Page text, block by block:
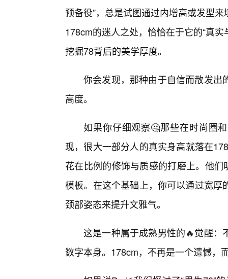
预备役”，总是试图通过内增高或发型
178cm的迷人之处，恰恰在于它的“真
挖掘78背后的美学厚度。
你会发现，那种由于自信而散发出
高度。
如果你仔细观察🤔那些在时尚圈
现，很大一部分人的真实身高就落在
花在比例的修饰与质感的打磨上。他们
模板。在这个基础上，你可以通过宽
颈部姿态来提升文雅气。
这是一种属于成熟男性的🔥觉醒：
数字本身。178cm，不再是一个遗憾，